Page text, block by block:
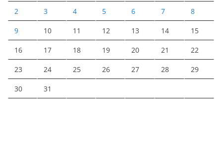
2 3 4 5 6 7 8
9 10 11 12 13 14 15
16 17 18 19 20 21 22
23 24 25 26 27 28 29
30 31